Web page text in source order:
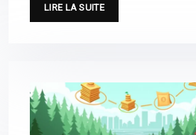
LIRE LA SUITE